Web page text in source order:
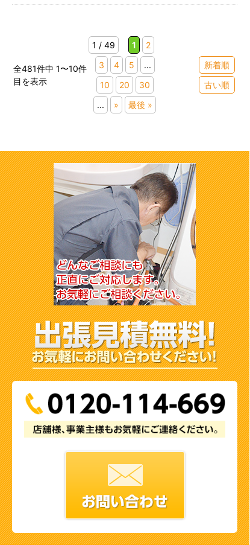
全481件中 1〜10件
目を表示
1 / 49 1
2
3
4 5
...
10
20
30
...
» 最後 »
新着順
古い順